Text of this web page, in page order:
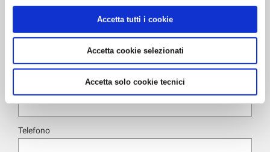
Accetta tutti i cookie
Accetta cookie selezionati
Accetta solo cookie tecnici
Un nostro operatore ti contatterà nel più breve tempo possibile
Nome e Cognome*
Telefono